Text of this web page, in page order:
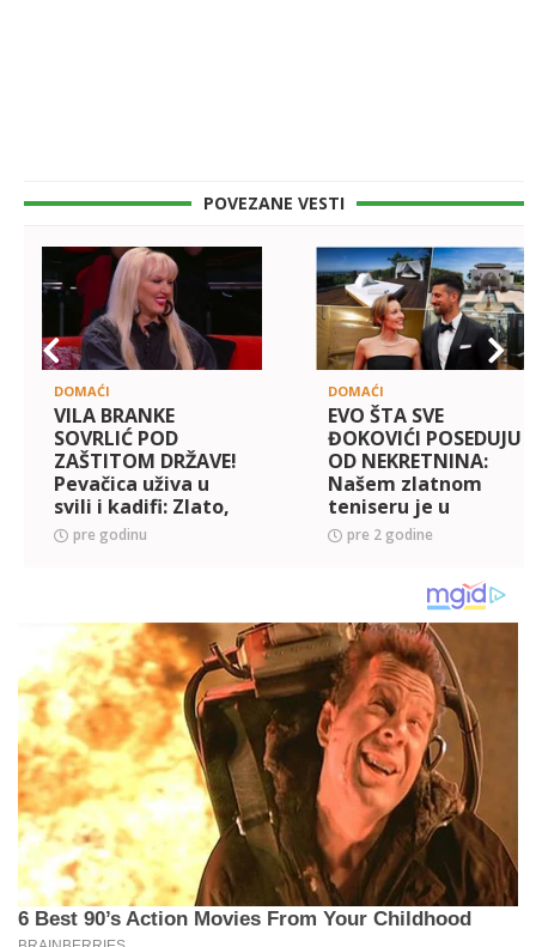
POVEZANE VESTI
DOMAĆI
VILA BRANKE
SOVRLIĆ POD
ZAŠTITOM DRŽAVE!
Pevačica uživa u
svili i kadifi: Zlato,
umetnine, stilski
nameštaj, kamin i
pre godinu
DOMAĆI
EVO ŠTA SVE
ĐOKOVIĆI POSEDUJU
OD NEKRETNINA:
Našem zlatnom
teniseru je u
Njujorku prvi
komšija Ronaldo, a
ključeve privatnog
parka (FOT
pre 2 godine